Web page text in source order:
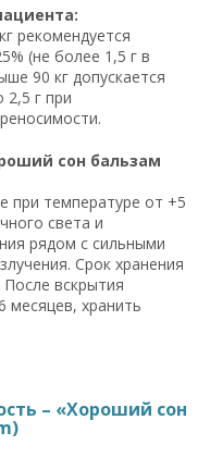
рекомендуется
(не более 1,5 г в
90 кг допускается
2,5 г при
сон бальзам
при температуре от +5
света и
рядом с сильными
Срок хранения
вскрытия
месяцев, хранить
– «Хороший сон